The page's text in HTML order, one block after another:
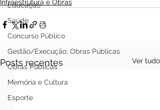
Educação
Saúde
Concurso Público
Gestão/Execução: Obras Públicas
Obras Públicas
Memória e Cultura
Esporte
Infraestrutura e Obras
Posts recentes Ver tudo